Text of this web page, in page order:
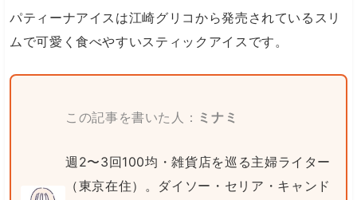
パティーナアイスは江崎グリコから発売されているスリ
ムで可愛く食べやすいスティックアイスです。
この記事を書いた人： ミナミ
週2〜3回100均・雑貨店を巡る主婦ライター
（東京在住）。ダイソー・セリア・キャンド